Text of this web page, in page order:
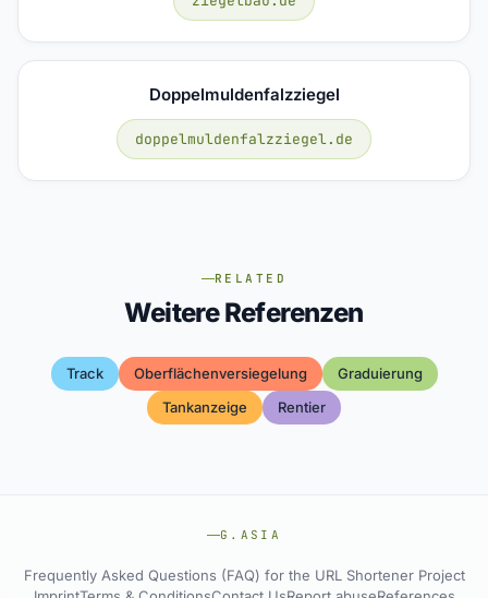
Doppelmuldenfalzziegel
doppelmuldenfalzziegel.de
RELATED
Weitere Referenzen
Track Oberflächenversiegelung
Graduierung
Tankanzeige
Rentier
G.ASIA
Frequently Asked Questions (FAQ) for the URL Shortener Project